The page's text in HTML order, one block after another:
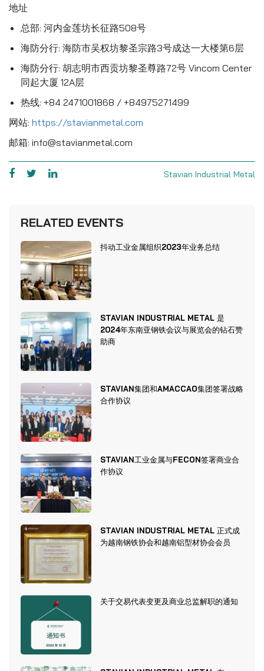
地址
总部: 河内金莲坊长征路508号
海防分行: 海防市吴权坊黎圣宗路3号成达一大楼第6层
海防分行: 胡志明市西贡坊黎圣尊路72号 Vincom Center
同起大厦 12A层
热线: +84 2471001868 / +84975271499
网站: https://stavianmetal.com
邮箱: info@stavianmetal.com
Stavian Industrial Metal
RELATED EVENTS
抖动工业金属组织2023年业务总结
STAVIAN INDUSTRIAL METAL 是
2024年东南亚钢铁会议与展览会的钻石赞
助商
STAVIAN集团和AMACCAO集团签署战略
合作协议
STAVIAN工业金属与FECON签署商业合
作协议
STAVIAN INDUSTRIAL METAL 正式成
为越南钢铁协会和越南铝型材协会会员
关于交易代表变更及商业总监解职的通知